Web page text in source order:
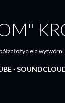
wytwórni